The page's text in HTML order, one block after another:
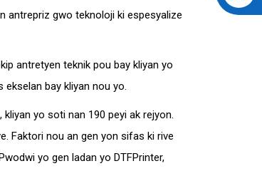
antrepriz gwo teknoloji ki espesyalize
antretyen teknik pou bay kliyan yo
bay kliyan nou yo.
yo soti nan 190 peyi ak rejyon.
Faktori nou an gen yon sifas ki rive
yo gen ladan yo DTFPrinter,